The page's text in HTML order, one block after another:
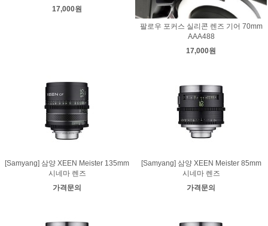
17,000원
팔로우 포커스 실리콘 렌즈 기어 70mm
AAA488
17,000원
[Samyang] 삼양 XEEN Meister 135mm
시네마 렌즈
가격문의
[Samyang] 삼양 XEEN Meister 85mm
시네마 렌즈
가격문의